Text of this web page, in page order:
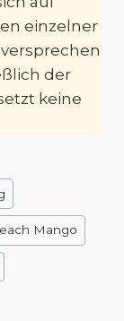
einzelner
der
keine
Mango